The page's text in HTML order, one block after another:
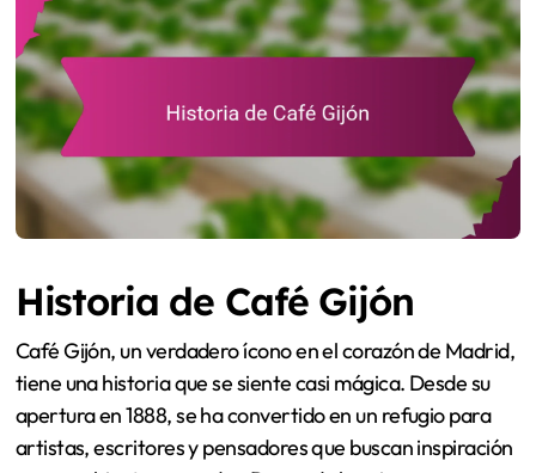
Historia de Café Gijón
Café Gijón, un verdadero ícono en el corazón de Madrid,
tiene una historia que se siente casi mágica. Desde su
apertura en 1888, se ha convertido en un refugio para
artistas, escritores y pensadores que buscan inspiración